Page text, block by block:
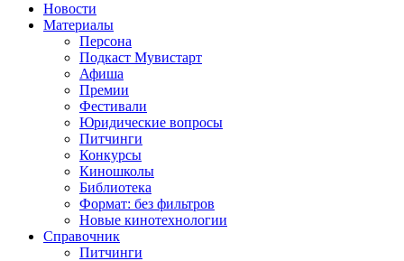
Новости
Материалы
Персона
Подкаст Мувистарт
Афиша
Премии
Фестивали
Юридические вопросы
Питчинги
Конкурсы
Киношколы
Библиотека
Формат: без фильтров
Новые кинотехнологии
Справочник
Питчинги